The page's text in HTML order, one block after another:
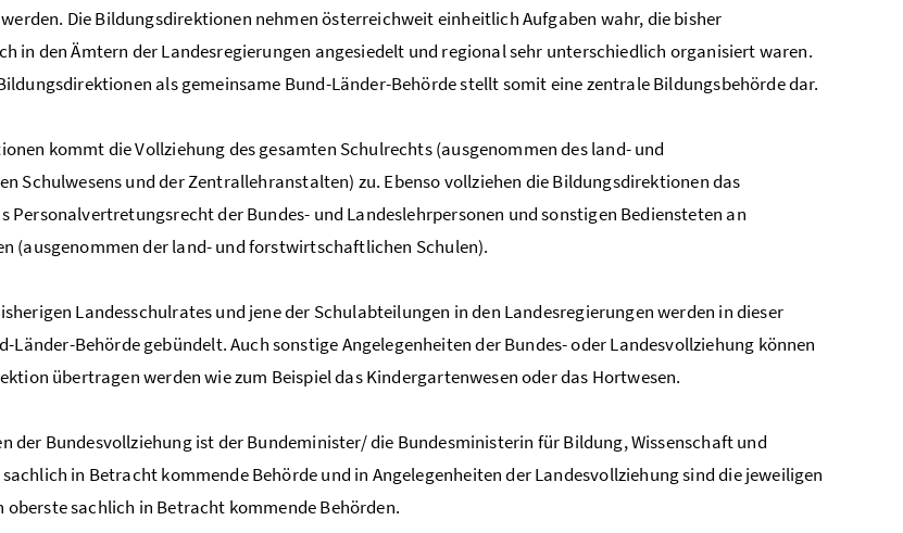
Die Bildungsdirektionen nehmen österreichweit einheitlich Aufgaben wahr, die bisher
in den Ämtern der Landesregierungen angesiedelt und regional sehr unterschiedlich organisiert waren.
als gemeinsame Bund-Länder-Behörde stellt somit eine zentrale Bildungsbehörde dar.
kommt die Vollziehung des gesamten Schulrechts (ausgenommen des land- und
Schulwesens und der Zentrallehranstalten) zu. Ebenso vollziehen die Bildungsdirektionen das
Personalvertretungsrecht der Bundes- und Landeslehrpersonen und sonstigen Bediensteten an
(ausgenommen der land- und forstwirtschaftlichen Schulen).
Landesschulrates und jene der Schulabteilungen in den Landesregierungen werden in dieser
Länder-Behörde gebündelt. Auch sonstige Angelegenheiten der Bundes- oder Landesvollziehung können
übertragen werden wie zum Beispiel das Kindergartenwesen oder das Hortwesen.
der Bundesvollziehung ist der Bundeminister/ die Bundesministerin für Bildung, Wissenschaft und
in Betracht kommende Behörde und in Angelegenheiten der Landesvollziehung sind die jeweiligen
oberste sachlich in Betracht kommende Behörden.